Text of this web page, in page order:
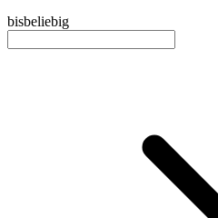
bisbeliebig